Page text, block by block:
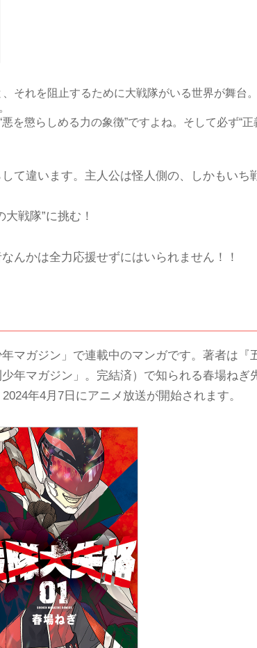
それを阻止するために大戦隊がいる世界が舞台
を懲らしめる力の象徴”ですよね。そして必ず“正
て違います。主人公は怪人側の、しかもいち
戦隊”に挑む！
んかは全力応援せずにはいられません！！
マガジン」で連載中のマンガです。著者は『
年マガジン」。完結済）で知られる春場ねぎ
年4月7日にアニメ放送が開始されます。